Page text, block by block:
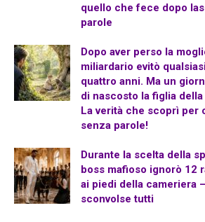
quello che fece dopo
parole
Dopo aver perso la
miliardario evitò
quattro anni. Ma un
di nascosto la figlia
La verità che scoprì per
senza parole!
Durante la scelta della
boss mafioso ignorò 12
ai piedi della cameriera
sconvolse tutti